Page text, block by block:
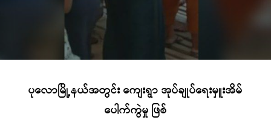
ပုလောမြို့နယ်အတွင်း ကျေးရွာ အုပ်ချုပ်ရေးမှူးအိမ်
ပေါက်ကွဲမှု ဖြစ်